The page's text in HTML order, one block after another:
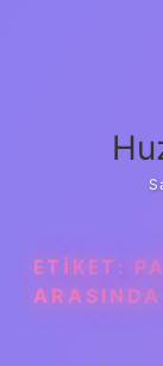
ETIKET:
ARASINDA